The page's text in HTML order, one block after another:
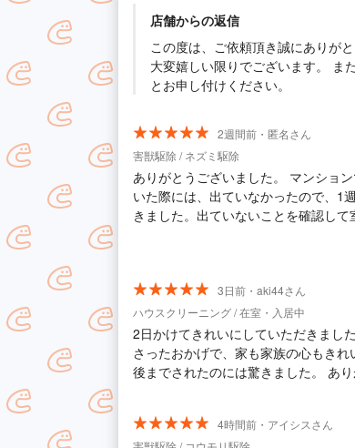
店舗からの返信
この度は、ご依頼頂き誠にありが
大変嬉しい限りでございます。 ま
とお申し付けください。
2週間前・匿名さん
害獣駆除 / ネズミ駆除
ありがとうございました。 マンショ
いた際には、出ていなかったので、1
きました。出ていないことを確認し
3日前・aki44さん
ハウスクリーニング / 在室・入居中
2日かけてきれいにしていただきまし
さったおかげで、家も家族の心もき
後までされたのには驚きました。 あり
4時間前・アイシスさん